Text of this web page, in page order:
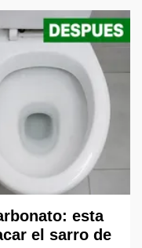
esta
el sarro de